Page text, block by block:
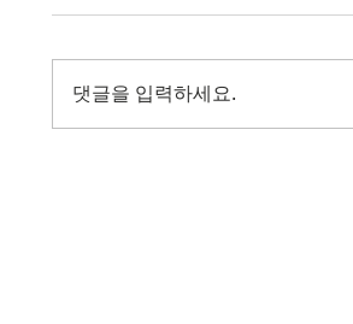
댓글을 입력하세요.